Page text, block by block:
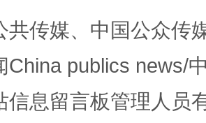
对药下症？
共传媒、中国公众传
China publics news/
信息留言板管理人员